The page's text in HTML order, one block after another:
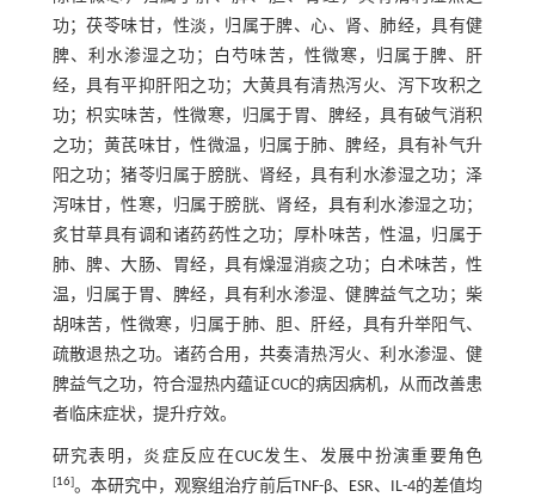
功；茯苓味甘，性淡，归属于脾、心、肾、肺经，具有健
脾、利水渗湿之功；白芍味苦，性微寒，归属于脾、肝
经，具有平抑肝阳之功；大黄具有清热泻火、泻下攻积之
功；枳实味苦，性微寒，归属于胃、脾经，具有破气消积
之功；黄芪味甘，性微温，归属于肺、脾经，具有补气升
阳之功；猪苓归属于膀胱、肾经，具有利水渗湿之功；泽
泻味甘，性寒，归属于膀胱、肾经，具有利水渗湿之功；
炙甘草具有调和诸药药性之功；厚朴味苦，性温，归属于
肺、脾、大肠、胃经，具有燥湿消痰之功；白术味苦，性
温，归属于胃、脾经，具有利水渗湿、健脾益气之功；柴
胡味苦，性微寒，归属于肺、胆、肝经，具有升举阳气、
疏散退热之功。诸药合用，共奏清热泻火、利水渗湿、健
脾益气之功，符合湿热内蕴证CUC的病因病机，从而改善患
者临床症状，提升疗效。
研究表明，炎症反应在CUC发生、发展中扮演重要角色
[16]。本研究中，观察组治疗前后TNF-β、ESR、IL-4的差值均